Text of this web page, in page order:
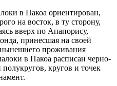
в Пакоа ориентирован,
на восток, в ту сторону,
вверх по Апапорису,
принесшая на своей
нынешнего проживания
в Пакоа расписан черно-
кругов и точек